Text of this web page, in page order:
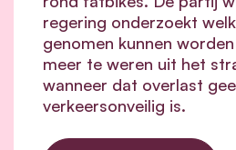
regering onderzoekt
genomen kunnen
meer te weren uit het
wanneer dat overlast
verkeersonveilig is.